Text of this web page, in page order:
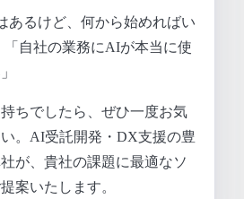
あるけど、何から始めればい
「自社の業務にAIが本当に使
ちでしたら、ぜひ一度お気
。AI受託開発・DX支援の豊
が、貴社の課題に最適なソ
案いたします。